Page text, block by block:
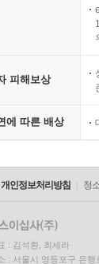
피해보상
에 따른 배상
개인정보처리방침 청
: 김석환, 최세라
: 서울시 영등포구 은